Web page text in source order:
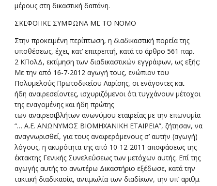
μέρους στη δικαστική δαπάνη.
ΣΚΕΦΘΗΚΕ ΣΥΜΦΩΝΑ ΜΕ ΤΟ ΝΟΜΟ
Στην προκειμένη περίπτωση, η διαδικαστική πορεία της
υποθέσεως, έχει, κατ’ επιτρεπτή, κατά το άρθρο 561 παρ.
2 ΚΠολΔ, εκτίμηση των διαδικαστικών εγγράφων, ως εξής:
Με την από 16-7-2012 αγωγή τους, ενώπιον του
Πολυμελούς Πρωτοδικείου Λαρίσης, οι ενάγοντες και
ήδη αναιρεσείοντες, ισχυριζόμενοι ότι τυγχάνουν μέτοχοι
της εναγομένης και ήδη πρώτης
των αναιρεσιβλήτων ανωνύμου εταιρείας με την επωνυμία
“… Α.Ε. ΑΝΩΝΥΜΟΣ ΒΙΟΜΗΧΑΝΙΚΗ ΕΤΑΙΡΕΙΑ”, ζήτησαν, να
αναγνωρισθεί, για τους αναφερόμενους σ’ αυτήν (αγωγή)
λόγους, η ακυρότητα της από 10-12-2011 αποφάσεως της
έκτακτης Γενικής Συνελεύσεως των μετόχων αυτής. Επί της
αγωγής αυτής το ανωτέρω Δικαστήριο εξέδωσε, κατά την
τακτική διαδικασία, αντιμωλία των διαδίκων, την υπ’ αριθμ.